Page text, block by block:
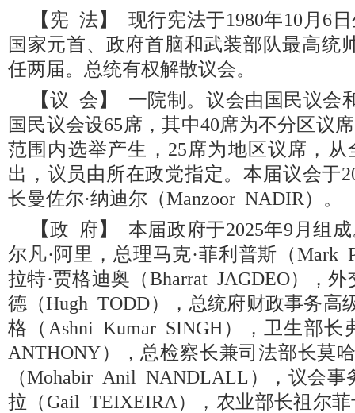
【宪 法】
现行宪法于1980年10月6
国家元首、政府首脑和武装部队最高统
任两届。总统有权解散议会。
【议 会】
一院制。议会由国民议会
国民议会设65席，其中40席为不分区议
范围内选举产生，25席为地区议席，从
出，议员由所在政党指定。本届议会于
长曼佐尔·纳迪尔（Manzoor NADIR）。
【政 府】
本届政府于2025年9月组
尔凡·阿里，总理马克·菲利普斯（Mark
拉特·贾格迪奥（Bharrat JAGDEO），
德（Hugh TODD），总统府财政事务高
格（Ashni Kumar SINGH），卫生部
ANTHONY），总检察长兼司法部长莫
（Mohabir Anil NANDLALL），议会事
拉（Gail TEIXEIRA），农业部长祖尔